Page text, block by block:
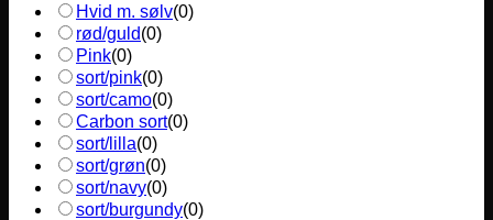
Hvid m. sølv(0)
rød/guld(0)
Pink(0)
sort/pink(0)
sort/camo(0)
Carbon sort(0)
sort/lilla(0)
sort/grøn(0)
sort/navy(0)
sort/burgundy(0)